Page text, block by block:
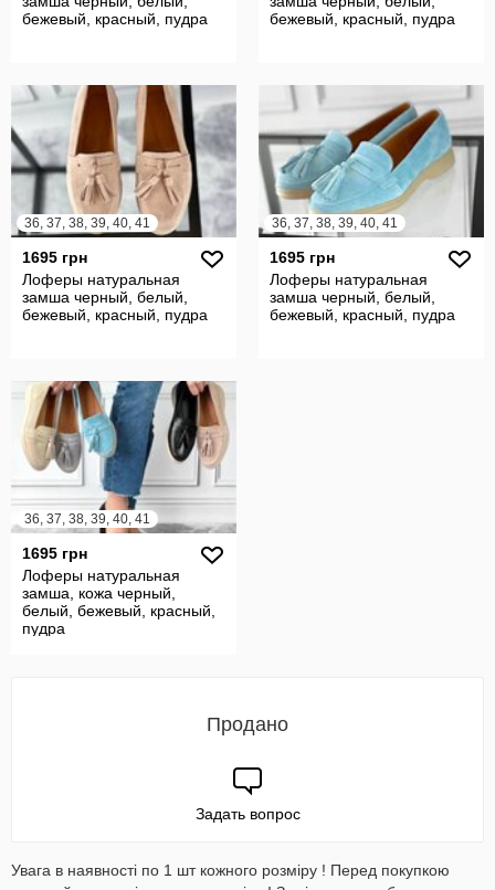
бежевый, красный, пудра
бежевый, красный, пудра
36, 37, 38, 39, 40, 41
1695 грн
Лоферы натуральная
замша черный, белый,
бежевый, красный, пудра
36, 37, 38, 39, 40, 41
1695 грн
Лоферы натуральная
замша черный, белый,
бежевый, красный, пудра
36, 37, 38, 39, 40, 41
1695 грн
Лоферы натуральная
замша, кожа черный,
белый, бежевый, красный,
пудра
Продано
Задать вопрос
Увага в наявності по 1 шт кожного розміру ! Перед покупкою